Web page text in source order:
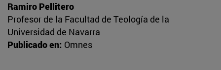
Ramiro Pellitero
Profesor de la Facultad de Teología de la
Universidad de Navarra
Publicado en: Omnes